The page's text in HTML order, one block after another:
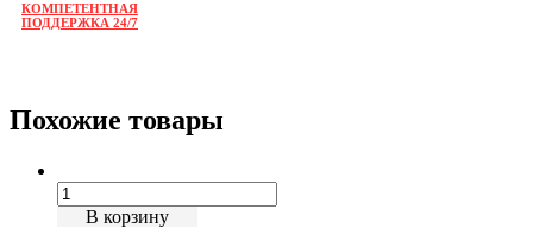
КОМПЕТЕНТНАЯ
ПОДДЕРЖКА 24/7
Похожие товары
В корзину